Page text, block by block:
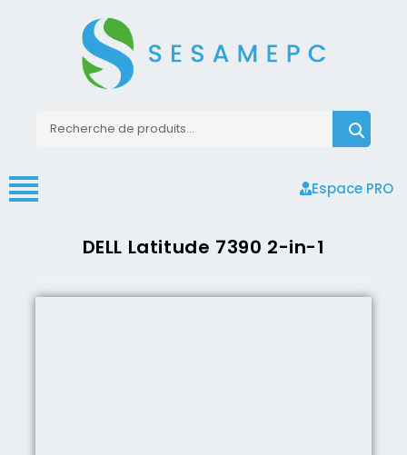
Espace PRO
DELL Latitude 7390 2-in-1